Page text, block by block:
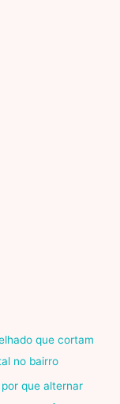
que cortam
no bairro
que alternar